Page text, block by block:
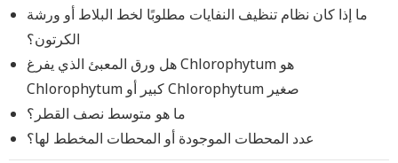
ما إذا كان نظام تنظيف النفايات مطلوبًا لخط البلاط أو ورشة
الكرتون؟
هل ورق المعبئ الذي يفرغ Chlorophytum هو
Chlorophytum كبير أو Chlorophytum صغير
ما هو متوسط ​​نصف القطر؟
عدد المحطات الموجودة أو المحطات المخطط لها؟